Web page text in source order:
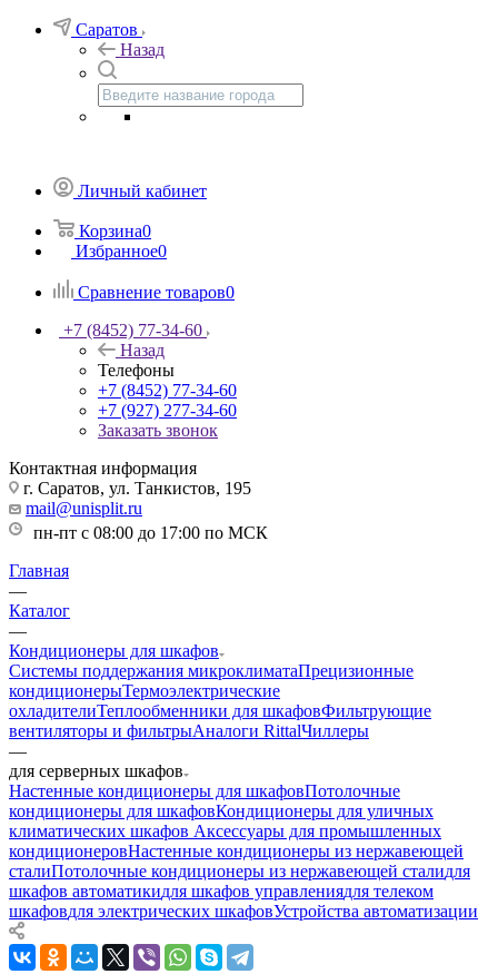
Саратов
Назад
Личный кабинет
Корзина0
Избранное0
Сравнение товаров0
+7 (8452) 77-34-60
Назад
Телефоны
+7 (8452) 77-34-60
+7 (927) 277-34-60
Заказать звонок
Контактная информация
г. Саратов, ул. Танкистов, 195
mail@unisplit.ru
пн-пт с 08:00 до 17:00 по МСК
Главная
—
Каталог
—
Кондиционеры для шкафов
Системы поддержания микроклиматаПрецизионные
кондиционерыТермоэлектрические
охладителиТеплообменники для шкафовФильтрующие
вентиляторы и фильтрыАналоги RittalЧиллеры
—
для серверных шкафов
Настенные кондиционеры для шкафовПотолочные
кондиционеры для шкафовКондиционеры для уличных
климатических шкафов Аксессуары для промышленных
кондиционеровНастенные кондиционеры из нержавеющей
сталиПотолочные кондиционеры из нержавеющей сталидля
шкафов автоматикидля шкафов управлениядля телеком
шкафовдля электрических шкафовУстройства автоматизации